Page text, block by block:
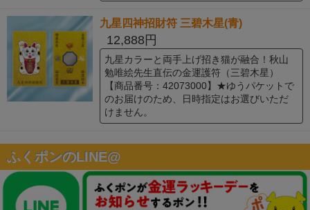
九星四神招財符 三碧木星(青)
12,888円
九星カラーと両手上げ招き猫が融合！秋山
勉唯絵先生直伝の金運護符（三碧木星）
【商品番号：42073000】★ゆうパケットで
のお届けのため、日時指定はお選びいただ
けません。
ふくポンのLINE@